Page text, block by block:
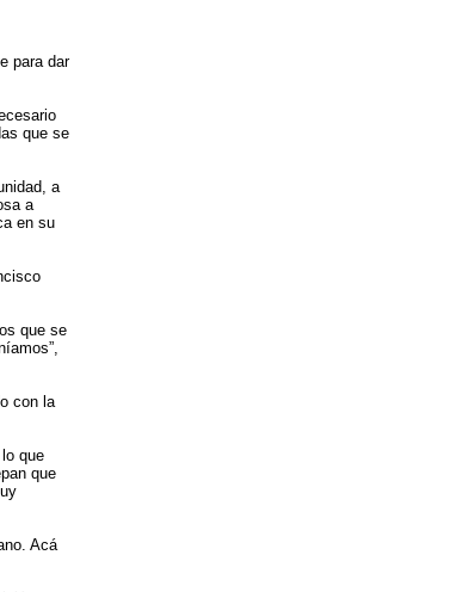
para dar
que se
a
a
en su
que se
con la
que
que
Acá